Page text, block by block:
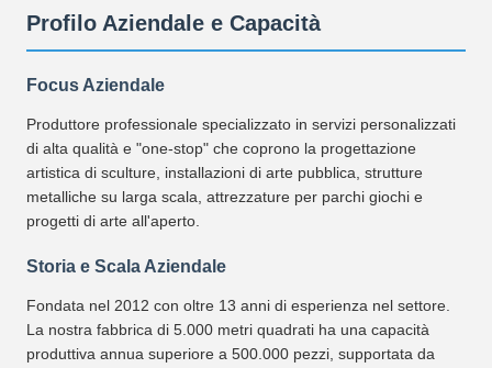
Profilo Aziendale e Capacità
Focus Aziendale
Produttore professionale specializzato in servizi personalizzati
di alta qualità e "one-stop" che coprono la progettazione
artistica di sculture, installazioni di arte pubblica, strutture
metalliche su larga scala, attrezzature per parchi giochi e
progetti di arte all'aperto.
Storia e Scala Aziendale
Fondata nel 2012 con oltre 13 anni di esperienza nel settore.
La nostra fabbrica di 5.000 metri quadrati ha una capacità
produttiva annua superiore a 500.000 pezzi, supportata da